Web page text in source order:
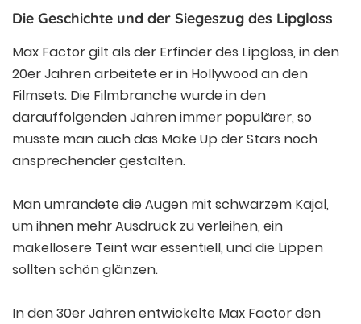
Die Geschichte und der Siegeszug des Lipgloss
Max Factor gilt als der Erfinder des Lipgloss, in den
20er Jahren arbeitete er in Hollywood an den
Filmsets. Die Filmbranche wurde in den
darauffolgenden Jahren immer populärer, so
musste man auch das Make Up der Stars noch
ansprechender gestalten.
Man umrandete die Augen mit schwarzem Kajal,
um ihnen mehr Ausdruck zu verleihen, ein
makellosere Teint war essentiell, und die Lippen
sollten schön glänzen.
In den 30er Jahren entwickelte Max Factor den